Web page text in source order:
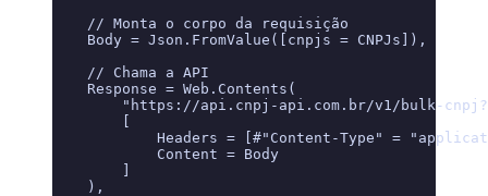
    // Monta o corpo da requisição
    Body = Json.FromValue([cnpjs = CNPJs]),
    // Chama a API
    Response = Web.Contents(
"https://api.cnpj-api.com.br/v1/bulk-
        [
Headers = [#"Content-Type" =
            Content = Body
        ]
    ),